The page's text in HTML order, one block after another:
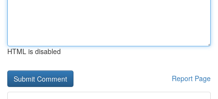
HTML is disabled
Report Page